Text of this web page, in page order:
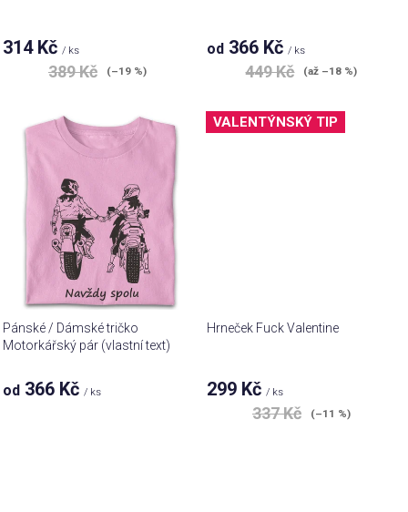
ů314 Kč/ ks
389 Kč (–19 %)
od 366 Kč/ ks
449 Kč (až –18 %)
Pánské / Dámské tričko
Motorkářský pár (vlastní text)
od 366 Kč/ ks
VALENTÝNSKÝ TIP
Hrneček Fuck Valentine
299 Kč/ ks
337 Kč (–11 %)